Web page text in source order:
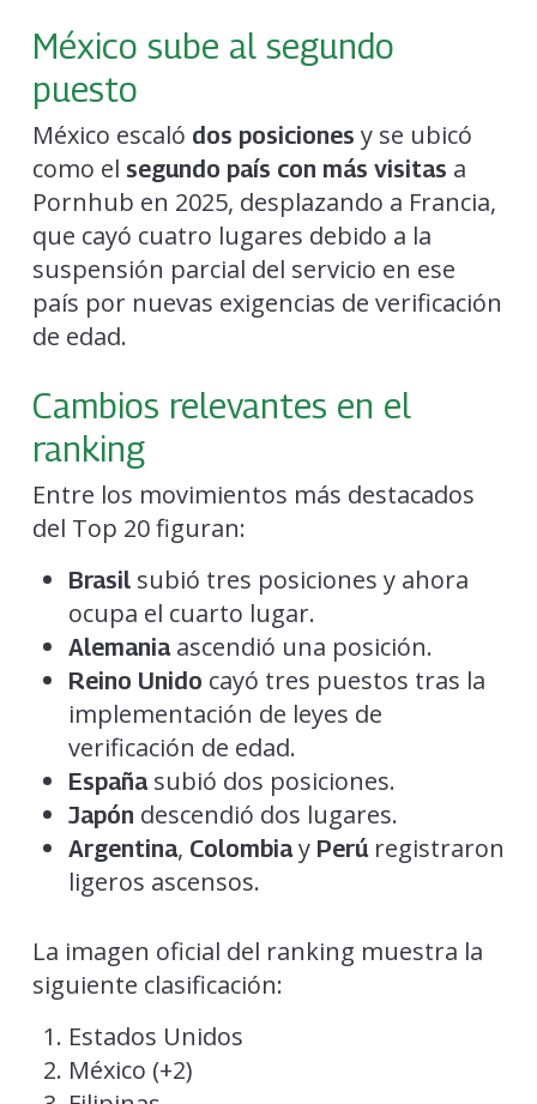
México sube al segundo
puesto
México escaló dos posiciones y se ubicó
como el segundo país con más visitas a
Pornhub en 2025, desplazando a Francia,
que cayó cuatro lugares debido a la
suspensión parcial del servicio en ese
país por nuevas exigencias de verificación
de edad.
Cambios relevantes en el
ranking
Entre los movimientos más destacados
del Top 20 figuran:
Brasilsubió tres posiciones y ahora
ocupa el cuarto lugar.
Alemaniaascendió una posición.
Reino Unido cayó tres puestos tras la
implementación de leyes de
verificación de edad.
Españasubió dos posiciones.
Japón descendió dos lugares.
Argentina, Colombiay Perúregistraron
ligeros ascensos.
La imagen oficial del ranking muestra la
siguiente clasificación:
Estados Unidos
México (+2)